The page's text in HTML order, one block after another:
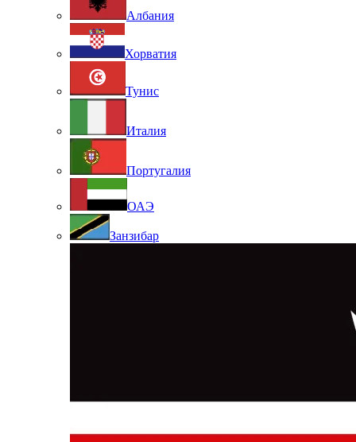
Албания
Хорватия
Тунис
Италия
Португалия
ОАЭ
Занзибар